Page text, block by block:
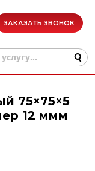
ЗАКАЗАТЬ ЗВОНОК
75×75×5
12 ммм